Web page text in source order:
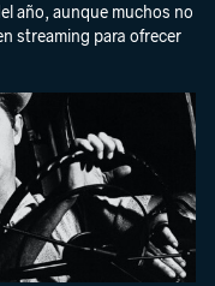
año, aunque muchos no
streaming para ofrecer